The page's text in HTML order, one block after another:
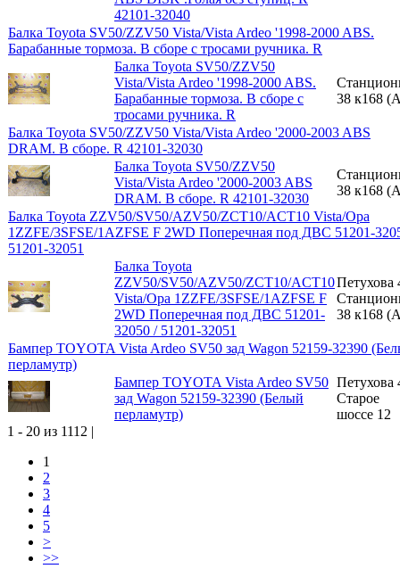
42101-32040
Балка Toyota SV50/ZZV50 Vista/Vista Ardeo '1998-2000 ABS.
Барабанные тормоза. В сборе с тросами ручника. R
Балка Toyota SV50/ZZV50
Vista/Vista Ardeo '1998-2000 ABS.
Барабанные тормоза. В сборе с
тросами ручника. R
38 к168
Балка Toyota SV50/ZZV50 Vista/Vista Ardeo '2000-2003 ABS
DRAM. В сборе. R 42101-32030
Балка Toyota SV50/ZZV50
Vista/Vista Ardeo '2000-2003 ABS
DRAM. В сборе. R 42101-32030
38 к168
Балка Toyota ZZV50/SV50/AZV50/ZCT10/ACT10 Vista/Opa
1ZZFE/3SFSE/1AZFSE F 2WD Поперечная под ДВС 51201-
51201-32051
Балка Toyota
ZZV50/SV50/AZV50/ZCT10/ACT10
Vista/Opa 1ZZFE/3SFSE/1AZFSE F
2WD Поперечная под ДВС 51201-
32050 / 51201-32051
Петухова
38 к168
Бампер TOYOTA Vista Ardeo SV50 зад Wagon 52159-32390
перламутр)
Бампер TOYOTA Vista Ardeo SV50
зад Wagon 52159-32390 (Белый
перламутр)
Петухова
Старое
шоссе 12
1 - 20 из 1112 |
1
2
3
4
5
>
>>